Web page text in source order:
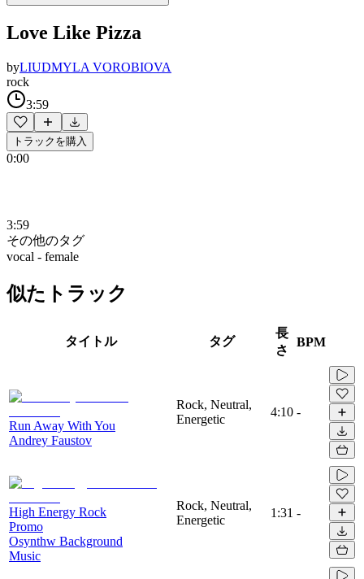
Love Like Pizza
byLIUDMYLA VOROBIOVA
rock
3:59
トラックを購入
0:00
3:59
その他のタグ
vocal - female
似たトラック
タイトル タグ
長
さ
BPM
Run Away With You
Andrey Faustov
Rock, Neutral,
Energetic
4:10 -
High Energy Rock
Promo
Osynthw Background
Music
Rock, Neutral,
Energetic
1:31 -